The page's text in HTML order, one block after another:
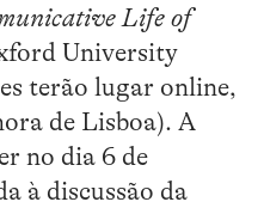
Life of
University
terão lugar online,
de Lisboa). A
no dia 6 de
à discussão da